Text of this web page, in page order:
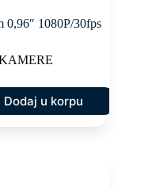
0,96″ 1080P/30fps
Dodaj u korpu